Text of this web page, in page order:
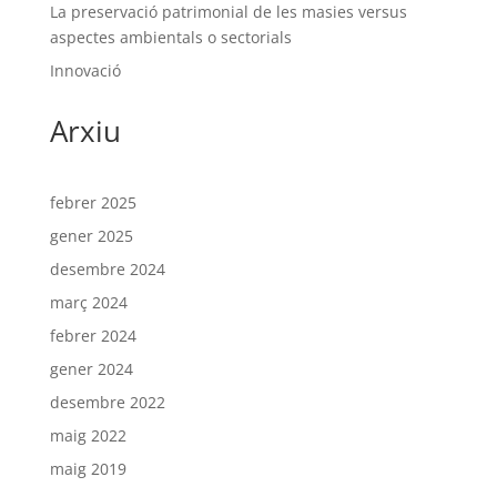
La preservació patrimonial de les masies versus
aspectes ambientals o sectorials
Innovació
Arxiu
febrer 2025
gener 2025
desembre 2024
març 2024
febrer 2024
gener 2024
desembre 2022
maig 2022
maig 2019